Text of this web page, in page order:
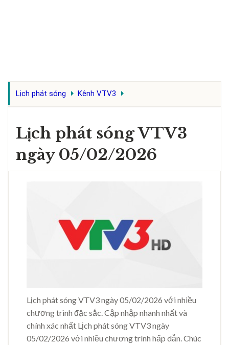
Lịch phát sóng Kênh VTV3
Lịch phát sóng VTV3
ngày 05/02/2026
Lịch phát sóng VTV3 ngày 05/02/2026 với nhiều
chương trình đặc sắc. Cập nhập nhanh nhất và
chính xác nhất Lịch phát sóng VTV3 ngày
05/02/2026 với nhiều chương trình hấp dẫn. Chúc